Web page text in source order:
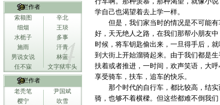
专栏作者
索额图
辛北
细烟
王琰
水栀子
多事
施雨
汗青
男说女说
林蓝
任不寐
文字狱牢头
专栏作者
老秃笔
尹国斌
樱宁
吹雪
学自己也渴望着去上学一样。
但是，我们家当时的情况是不可能
好，天无绝人之路，在我们那帮小朋友
时候，将车钥匙偷出来，一旦得手后，
到大街上开始溜骑起来。由于我们都是
扶着或者推进，一时间，欢声笑语，大
享受骑车，扶车，追车的快乐。
那个时代的自行车，都比较高，结
骑，也够不着横樑。但这些都难不倒我